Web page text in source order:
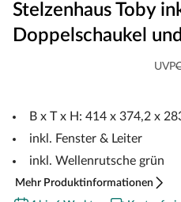
Stelzenhaus Toby
Doppelschaukel
UVP
B x T x H: 414 x 374,2 x
inkl. Fenster & Leiter
inkl. Wellenrutsche grün
Mehr Produktinformationen